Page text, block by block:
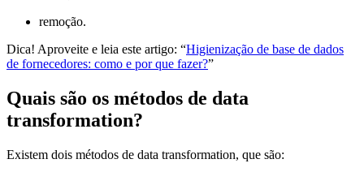
remoção.
Dica! Aproveite e leia este artigo: “Higienização de base de dados
de fornecedores: como e por que fazer?”
Quais são os métodos de data
transformation?
Existem dois métodos de data transformation, que são: